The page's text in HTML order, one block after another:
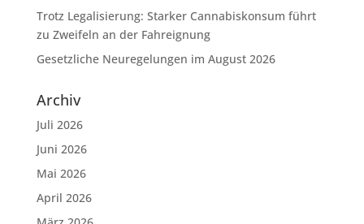
Trotz Legalisierung: Starker Cannabiskonsum führt
zu Zweifeln an der Fahreignung
Gesetzliche Neuregelungen im August 2026
Archiv
Juli 2026
Juni 2026
Mai 2026
April 2026